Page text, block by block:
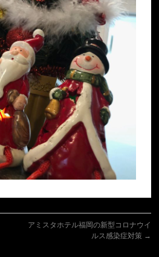
アミスタホテル福岡の新型コロナウイ
ルス感染症対策 →